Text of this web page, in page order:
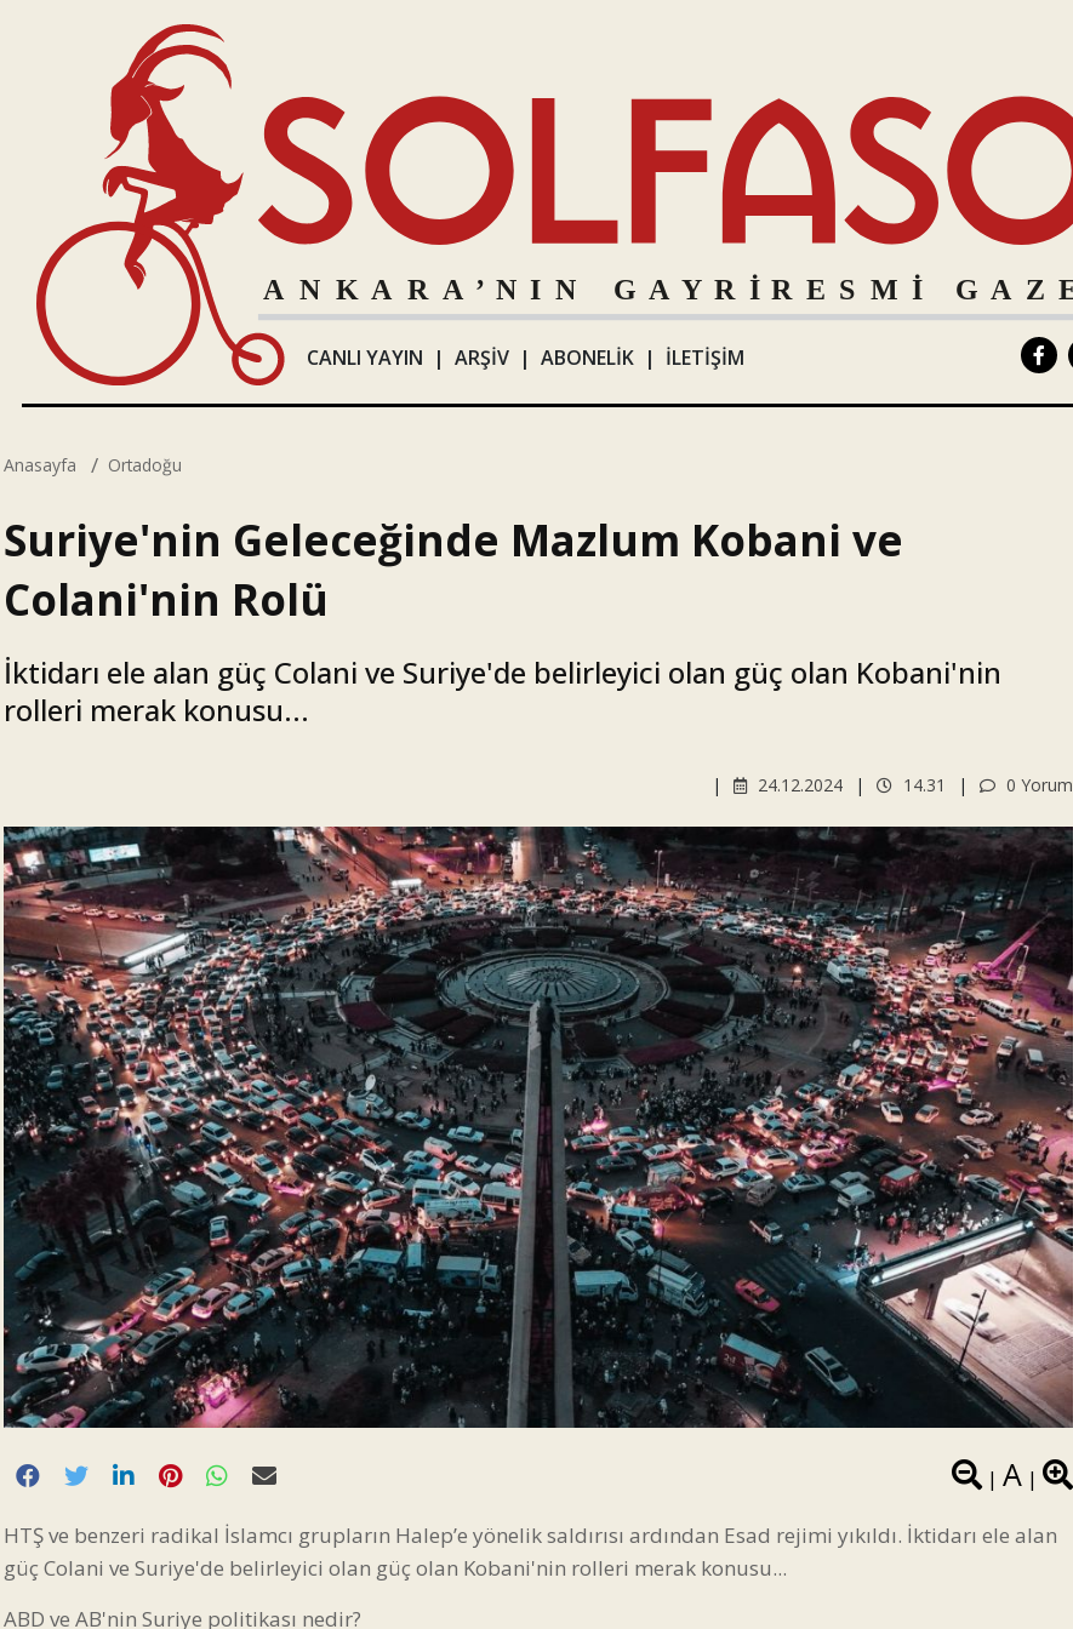
CANLI YAYIN |ARŞİV |ABONELİK | İLETİŞİM
Anasayfa Ortadoğu
Suriye'nin Geleceğinde Mazlum Kobani ve
Colani'nin Rolü
İktidarı ele alan güç Colani ve Suriye'de belirleyici olan güç olan Kobani'nin
rolleri merak konusu...
0 Yorum
14.31
24.12.2024
| A |
HTŞ ve benzeri radikal İslamcı grupların Halep’e yönelik saldırısı ardından Esad rejimi yıkıldı. İktidarı ele alan
güç Colani ve Suriye'de belirleyici olan güç olan Kobani'nin rolleri merak konusu...
ABD ve AB'nin Suriye politikası nedir?